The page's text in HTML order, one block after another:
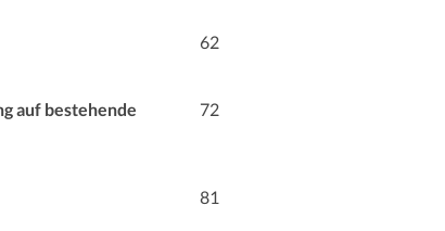
62
auf bestehende
72
81